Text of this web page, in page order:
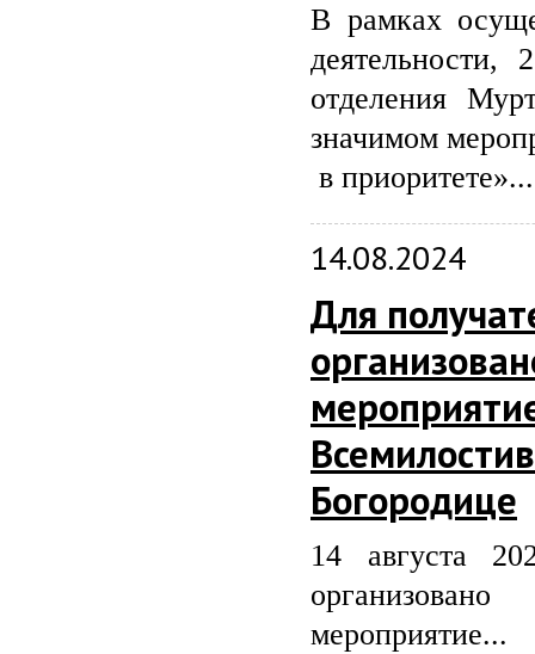
В рамках
деятельности,
отделения
значимом
в приоритете»...
14.08.2024
Для
Богородице
14 августа
мероприятие...